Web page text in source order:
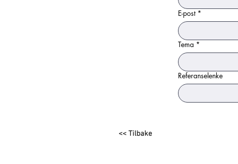
E-post *
Tema *
Referanselenke
<< Tilbake